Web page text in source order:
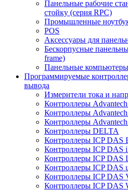
Панельные рабочие
стойку (серия RPC)
Промышленные
POS
Аксессуары для
Бескорпусные
frame)
Панельные
Программируемые
вывода
Измерители тока и
Контроллеры
Контроллеры
Контроллеры
Контроллеры DELTA
Контроллеры ICP DAS
Контроллеры ICP DAS
Контроллеры ICP DAS
Контроллеры ICP DAS
Контроллеры ICP DAS
Контроллеры ICP DAS